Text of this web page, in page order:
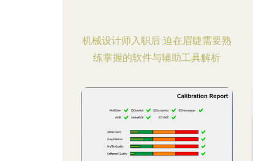
机械设计师入职后 迫在眉睫需要熟
练掌握的软件与辅助工具解析